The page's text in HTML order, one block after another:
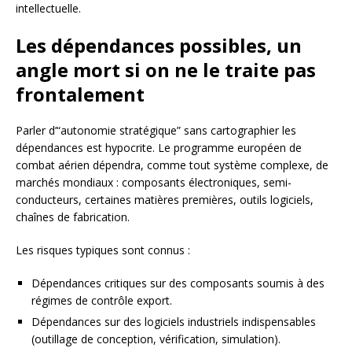
intellectuelle.
Les dépendances possibles, un
angle mort si on ne le traite pas
frontalement
Parler d’“autonomie stratégique” sans cartographier les
dépendances est hypocrite. Le programme européen de
combat aérien dépendra, comme tout système complexe, de
marchés mondiaux : composants électroniques, semi-
conducteurs, certaines matières premières, outils logiciels,
chaînes de fabrication.
Les risques typiques sont connus :
Dépendances critiques sur des composants soumis à des
régimes de contrôle export.
Dépendances sur des logiciels industriels indispensables
(outillage de conception, vérification, simulation).